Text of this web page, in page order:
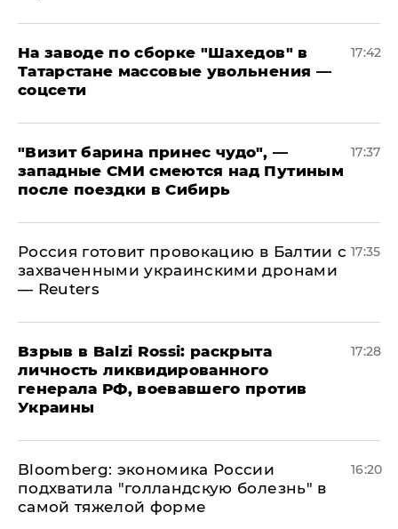
На заводе по сборке "Шахедов" в
Татарстане массовые увольнения —
соцсети
17:42
"Визит барина принес чудо", —
западные СМИ смеются над Путиным
после поездки в Сибирь
17:37
​Россия готовит провокацию в Балтии с
захваченными украинскими дронами
— Reuters
17:35
​Взрыв в Balzi Rossi: раскрыта
личность ликвидированного
генерала РФ, воевавшего против
Украины
17:28
Bloomberg: экономика России
подхватила "голландскую болезнь" в
самой тяжелой форме
16:20